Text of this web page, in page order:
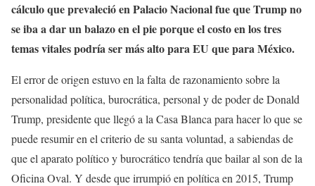
cálculo que prevaleció en Palacio Nacional fue que Trump no
se iba a dar un balazo en el pie porque el costo en los tres
temas vitales podría ser más alto para EU que para México.
El error de origen estuvo en la falta de razonamiento sobre la
personalidad política, burocrática, personal y de poder de Donald
Trump, presidente que llegó a la Casa Blanca para hacer lo que se
puede resumir en el criterio de su santa voluntad, a sabiendas de
que el aparato político y burocrático tendría que bailar al son de la
Oficina Oval. Y desde que irrumpió en política en 2015, Trump